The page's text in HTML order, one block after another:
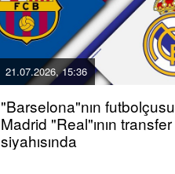
21.07.2026, 15:36
"Barselona"nın futbolçusu
Madrid "Real"ının transfer
siyahısında